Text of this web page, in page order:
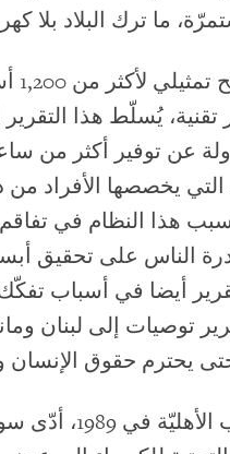
ما ترك البلاد بلا
تقنية، يُسلّط هذا
عن توفير أكثر من
التي يخصصها الأفراد
هذا النظام في تفاقم
الناس على تحقيق
أيضا في أسباب
توصيات إلى لبنان
يحترم حقوق
منذ انتهاء